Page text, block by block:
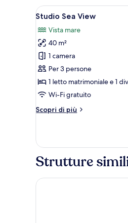
Apri
tutte
le
foto
per
Studio
Sea
View
8
Studio Sea View
Vista mare
40 m²
1 camera
Per 3 persone
1 letto matrimoniale e 1
Wi-Fi gratuito
Scopri di più
Altri
Sea
Strutture
SUNSET ART HOTEL